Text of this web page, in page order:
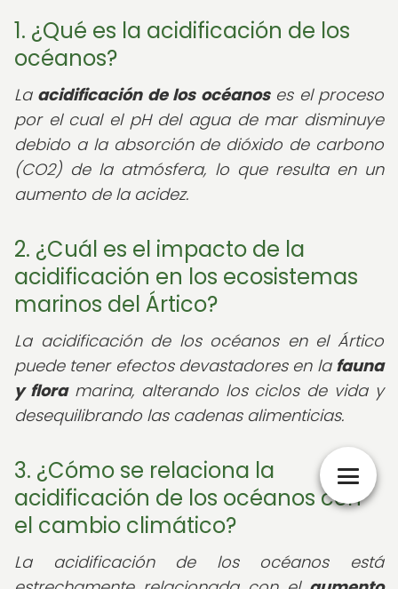
1. ¿Qué es la acidificación de los
océanos?
La acidificación de los océanoses el proceso
por el cual el pH del agua de mar disminuye
debido a la absorción de dióxido de carbono
(CO2) de la atmósfera, lo que resulta en un
aumento de la acidez.
2. ¿Cuál es el impacto de la
acidificación en los ecosistemas
marinos del Ártico?
La acidificación de los océanos en el Ártico
puede tener efectos devastadores en la fauna
y floramarina, alterando los ciclos de vida y
desequilibrando las cadenas alimenticias.
3. ¿Cómo se relaciona la
acidificación de los océanos con
el cambio climático?
La acidificación de los océanos está